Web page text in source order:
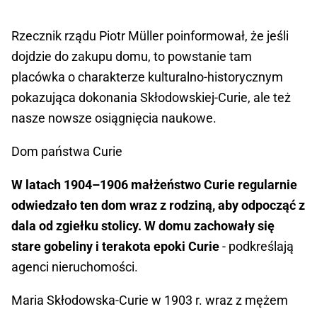
Rzecznik rządu Piotr Müller poinformował, że jeśli
dojdzie do zakupu domu, to powstanie tam
placówka o charakterze kulturalno-historycznym
pokazująca dokonania Skłodowskiej-Curie, ale też
nasze nowsze osiągnięcia naukowe.
Dom państwa Curie
W latach 1904–1906 małżeństwo Curie regularnie
odwiedzało ten dom wraz z rodziną, aby odpocząć z
dala od zgiełku stolicy. W domu zachowały się
stare gobeliny i terakota epoki Curie- podkreślają
agenci nieruchomości.
Maria Skłodowska-Curie w 1903 r. wraz z mężem